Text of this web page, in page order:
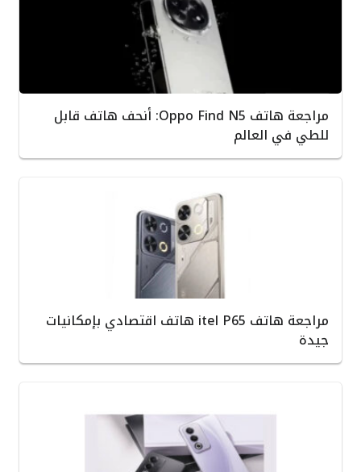
مراجعة هاتف Oppo Find N5: أنحف هاتف قابل
للطي في العالم
مراجعة هاتف itel P65 هاتف اقتصادي بإمكانيات
جيدة